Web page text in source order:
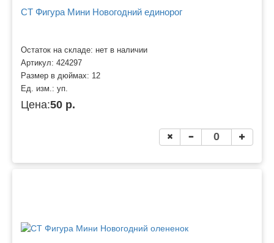
CT Фигура Мини Новогодний единорог
Остаток на складе: нет в наличии
Артикул: 424297
Размер в дюймах: 12
Ед. изм.: уп.
Цена:50 р.